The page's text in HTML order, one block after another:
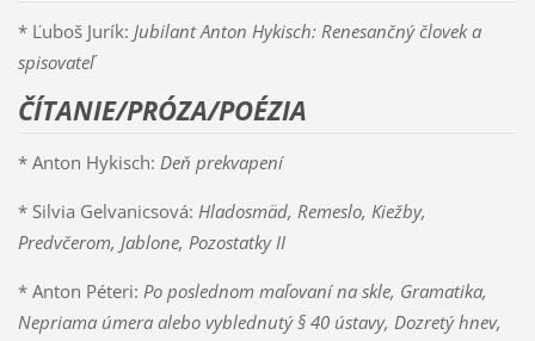
* Ľuboš Jurík: Jubilant Anton Hykisch: Renesančný človek a
spisovateľ
ČÍTANIE/PRÓZA/POÉZIA
* Anton Hykisch: Deň prekvapení
* Silvia Gelvanicsová: Hladosmäd, Remeslo, Kiežby,
Predvčerom, Jablone, Pozostatky II
* Anton Péteri: Po poslednom maľovaní na skle, Gramatika,
Nepriama úmera alebo vyblednutý § 40 ústavy, Dozretý hnev,